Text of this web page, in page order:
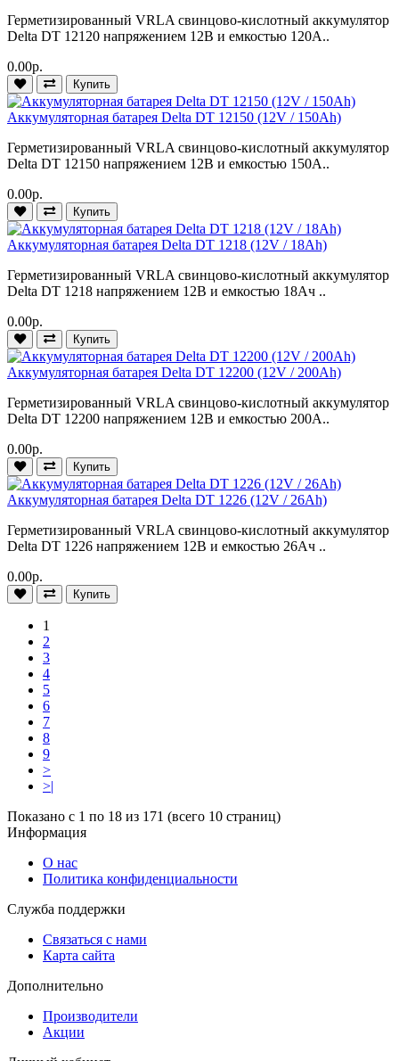
Герметизированный VRLA cвинцово-кислотный аккумулятор
Delta DT 12120 напряжением 12В и емкостью 120А..
0.00р.
Купить
Аккумуляторная батарея Delta DT 12150 (12V / 150Ah)
Герметизированный VRLA cвинцово-кислотный аккумулятор
Delta DT 12150 напряжением 12В и емкостью 150А..
0.00р.
Купить
Аккумуляторная батарея Delta DT 1218 (12V / 18Ah)
Герметизированный VRLA cвинцово-кислотный аккумулятор
Delta DT 1218 напряжением 12В и емкостью 18Ач ..
0.00р.
Купить
Аккумуляторная батарея Delta DT 12200 (12V / 200Ah)
Герметизированный VRLA cвинцово-кислотный аккумулятор
Delta DT 12200 напряжением 12В и емкостью 200А..
0.00р.
Купить
Аккумуляторная батарея Delta DT 1226 (12V / 26Ah)
Герметизированный VRLA cвинцово-кислотный аккумулятор
Delta DT 1226 напряжением 12В и емкостью 26Ач ..
0.00р.
Купить
1
2
3
4
5
6
7
8
9
>
>|
Показано с 1 по 18 из 171 (всего 10 страниц)
Информация
О нас
Политика конфиденциальности
Служба поддержки
Связаться с нами
Карта сайта
Дополнительно
Производители
Акции